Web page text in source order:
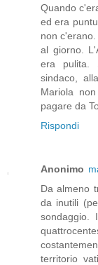
Quando
ed era
non
al giorno.
era pulita.
sindaco,
Mariola
pagare da
Rispondi
Anonimo
Da almeno
da inutili
sondaggio.
territorio